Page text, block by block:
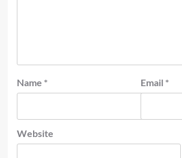
Name * Email *
Website